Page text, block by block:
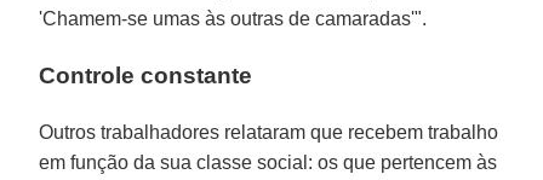
'Chamem-se umas às outras de camaradas'".
Controle constante
Outros trabalhadores relataram que recebem trabalho
em função da sua classe social: os que pertencem às